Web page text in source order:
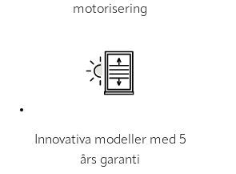
motorisering
Innovativa modeller med 5
års garanti